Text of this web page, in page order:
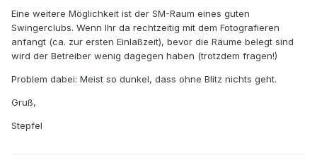
Eine weitere Möglichkeit ist der SM-Raum eines guten
Swingerclubs. Wenn Ihr da rechtzeitig mit dem Fotografieren
anfangt (ca. zur ersten Einlaßzeit), bevor die Räume belegt sind
wird der Betreiber wenig dagegen haben (trotzdem fragen!)
Problem dabei: Meist so dunkel, dass ohne Blitz nichts geht.
Gruß,
Stepfel